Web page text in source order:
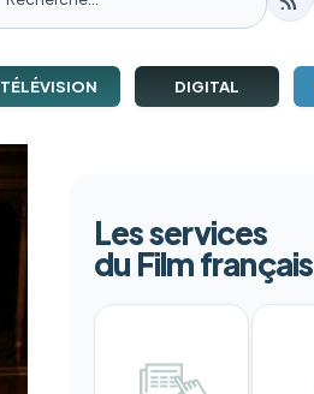
TÉLÉVISION DIGITAL
Les services
du Film français